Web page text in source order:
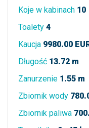
Koje w kabinach 10
Toalety 4
Kaucja 9980.00
Długość 13.72 m
Zanurzenie 1.55 m
Zbiornik wody
Zbiornik paliwa